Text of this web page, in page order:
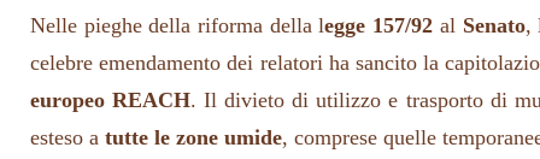
Nelle pieghe della riforma della legge 157/92 al Senato,
celebre emendamento dei relatori ha sancito la
europeo REACH. Il divieto di utilizzo e trasporto di
esteso a tutte le zone umide, comprese quelle